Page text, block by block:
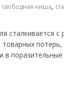
свободная ниша,
сталкивается с
в